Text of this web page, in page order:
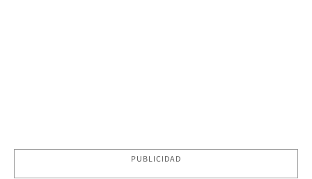
PUBLICIDAD